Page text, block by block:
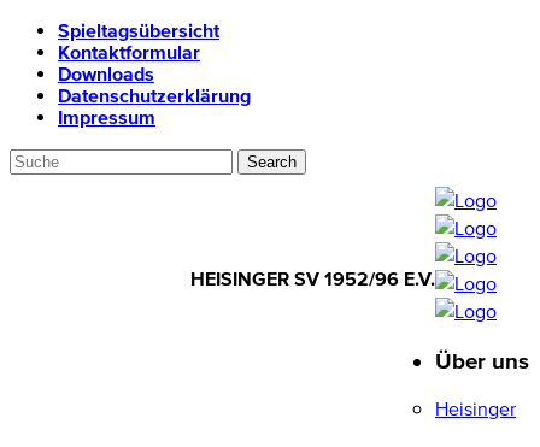
Spieltagsübersicht
Kontaktformular
Downloads
Datenschutzerklärung
Impressum
HEISINGER SV 1952/96 E.V.
1952/96 E.V.
Über uns
Heisinger